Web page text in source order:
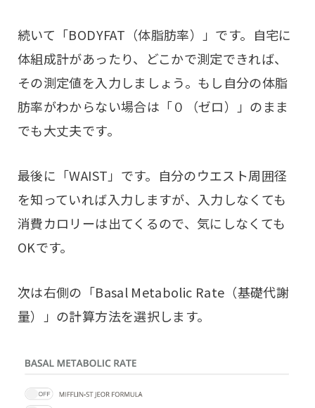
続いて「BODYFAT（体脂肪率）」です。自宅に
体組成計があったり、どこかで測定できれば、
その測定値を入力しましょう。もし自分の体脂
肪率がわからない場合は「０（ゼロ）」のまま
でも大丈夫です。
最後に「WAIST」です。自分のウエスト周囲径
を知っていれば入力しますが、入力しなくても
消費カロリーは出てくるので、気にしなくても
OKです。
次は右側の「Basal Metabolic Rate（基礎代謝
量）」の計算方法を選択します。